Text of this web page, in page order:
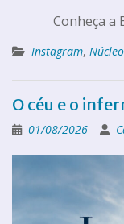
Conheça a
Instagram,
O céu e o
01/08/2026